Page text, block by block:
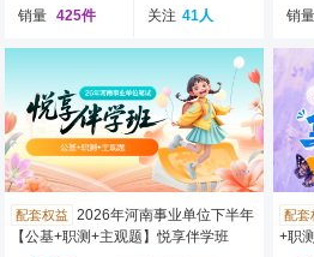
销量 425件 关注 41人 销量
配套权益
2026年河南事业单位下半年
【公基+职测+主观题】悦享伴学班
配套
+职